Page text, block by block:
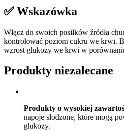
✅ Wskazówka
Włącz do swoich posiłków źródła
kontrolować poziom cukru we krwi.
wzrost glukozy we krwi w
Produkty niezalecane
Produkty o wysokiej
napoje słodzone, które mogą
glukozy.